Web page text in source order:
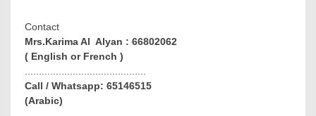
Contact
Mrs.Karima Al Alyan : 66802062
( English or French )
Call / Whatsapp: 65146515
(Arabic)